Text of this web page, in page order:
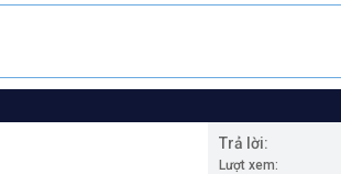
Trả lời
Lượt xem